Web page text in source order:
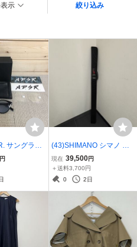
示 絞り込み
サングラス
クリア
ライトブル
46.5□24-145
円
(43)SHIMANO シマノ ワ
ールドシャウラ フリース
タイルルアーロッド 1652
R-3 スーパーレッド ロゴ
現在 39,500円
＋送料3,700円
0
2日